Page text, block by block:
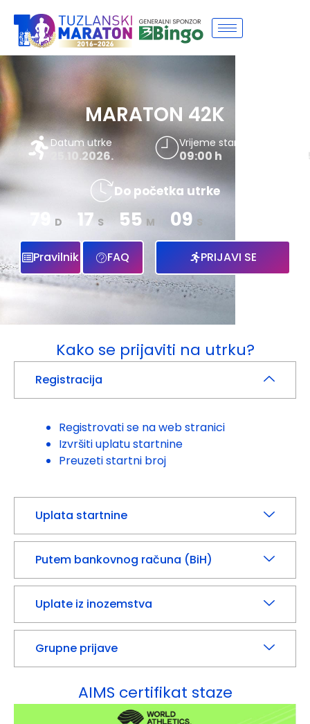
MARATON 42K
Datum utrke
25.10.2026.
Vrijeme starta
09:00 h
Do početka utrke
79 D 17 S 55 M 08 S
Pravilnik FAQ PRIJAVI SE
Kako se prijaviti na utrku?
Registracija
Registrovati se na web stranici
Izvršiti uplatu startnine
Preuzeti startni broj
Uplata startnine
Putem bankovnog računa (BiH)
Uplate iz inozemstva
Grupne prijave
AIMS certifikat staze